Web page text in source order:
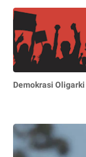
Demokrasi Oligarki